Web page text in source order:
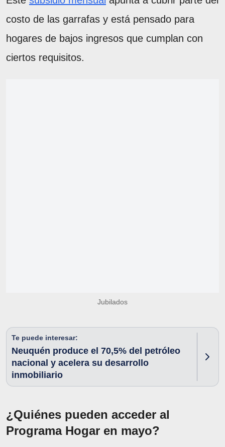
costo de las garrafas y está pensado para
hogares de bajos ingresos que cumplan con
ciertos requisitos.
Jubilados
Te puede interesar:
Neuquén produce el 70,5% del petróleo
nacional y acelera su desarrollo
inmobiliario
¿Quiénes pueden acceder al
Programa Hogar en mayo?